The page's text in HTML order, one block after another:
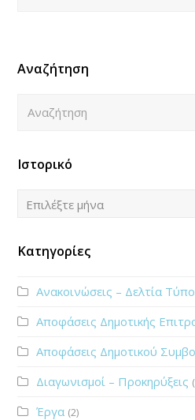
Αναζήτηση
Ιστορικό
Ιστορικό
Επιλέξτε μήνα
Κατηγορίες
Ανακοινώσεις – Δελτία
Αποφάσεις Δημοτικής
Αποφάσεις Δημοτικού
Διαγωνισμοί – Προκηρύξεις
Έργα (2)